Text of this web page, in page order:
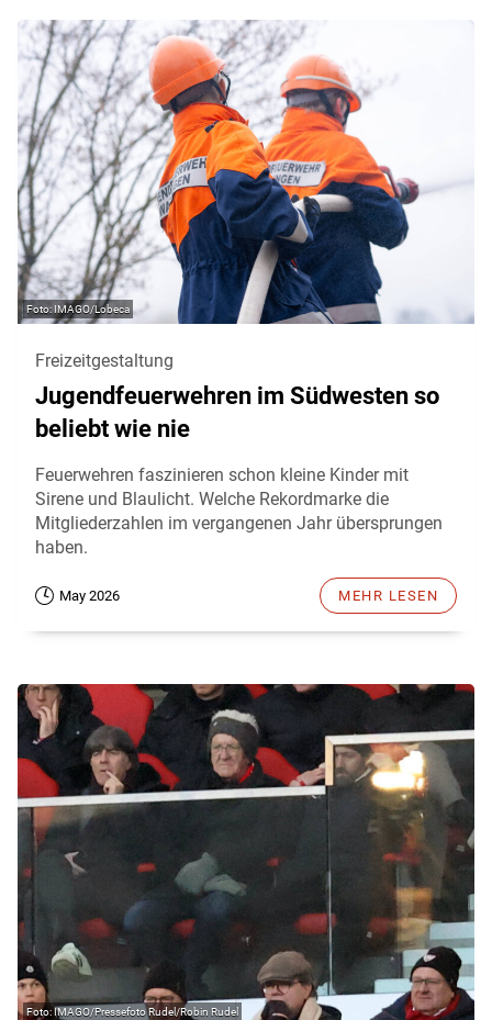
IMAGO/Lobeca
Freizeitgestaltung
Jugendfeuerwehren im Südwesten so
beliebt wie nie
Feuerwehren faszinieren schon kleine Kinder mit
Sirene und Blaulicht. Welche Rekordmarke die
Mitgliederzahlen im vergangenen Jahr übersprungen
haben.
May 2026 MEHR LESEN
IMAGO/Pressefoto Rudel/Robin Rudel